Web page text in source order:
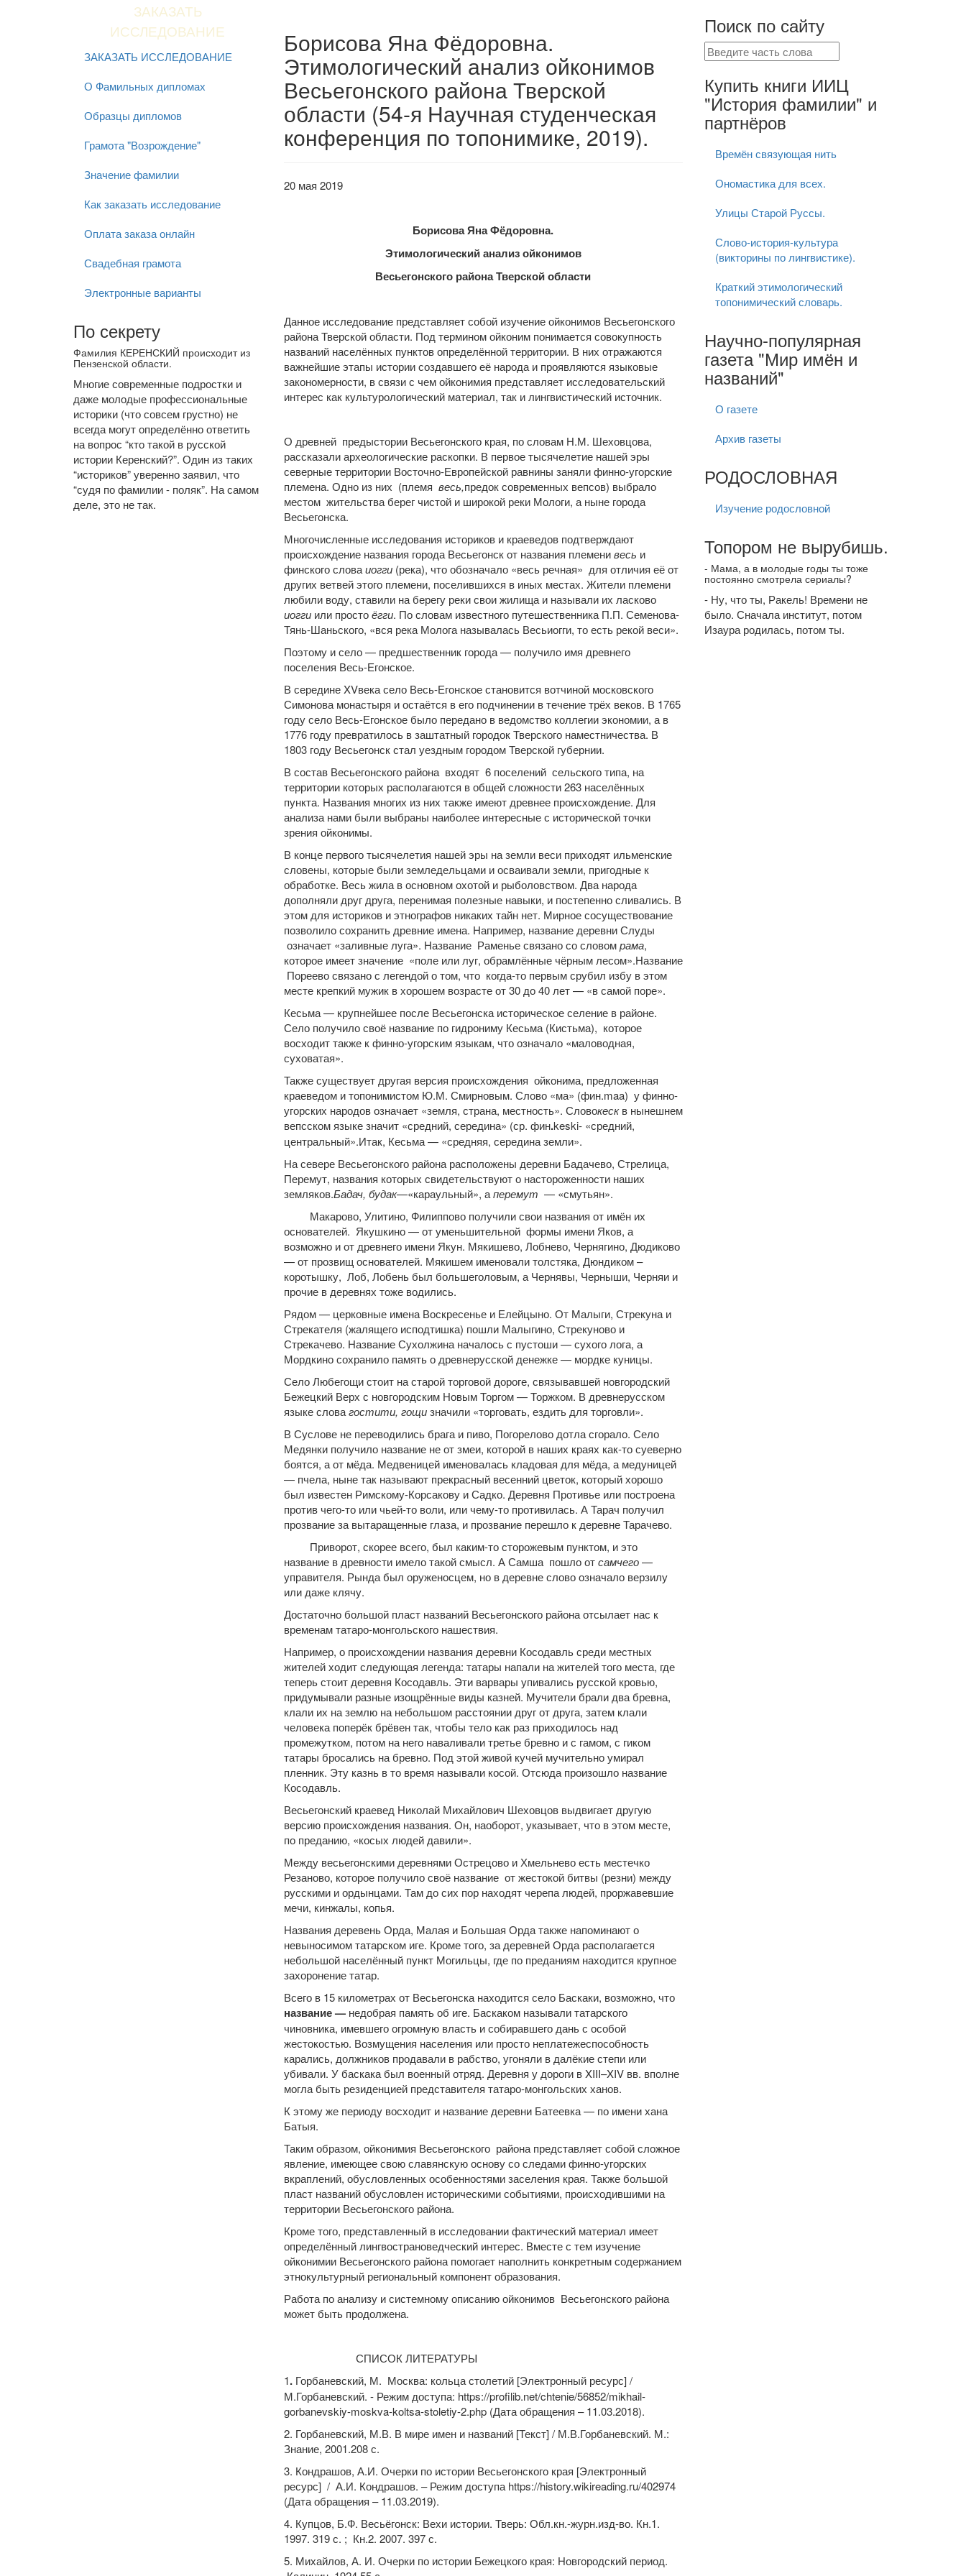
ЗАКАЗАТЬ
ИССЛЕДОВАНИЕ
ЗАКАЗАТЬ ИССЛЕДОВАНИЕ
О Фамильных дипломах
Образцы дипломов
Грамота "Возрождение"
Значение фамилии
Как заказать исследование
Оплата заказа онлайн
Свадебная грамота
Электронные варианты
По секрету
Фамилия КЕРЕНСКИЙ происходит из
Пензенской области.
Многие современные подростки и
даже молодые профессиональные
историки (что совсем грустно) не
всегда могут определённо ответить
на вопрос “кто такой в русской
истории Керенский?”. Один из таких
“историков” уверенно заявил, что
“судя по фамилии - поляк”. На самом
деле, это не так.
Борисова Яна Фёдоровна.
Этимологический анализ ойконимов
Весьегонского района Тверской
области (54-я Научная студенческая
конференция по топонимике, 2019).
20 мая 2019
Борисова Яна Фёдоровна.
Этимологический анализ ойконимов
Весьегонского района Тверской области
Данное исследование представляет собой изучение ойконимов Весьегонского
района Тверской области. Под термином ойконим понимается совокупность
названий населённых пунктов определённой территории. В них отражаются
важнейшие этапы истории создавшего её народа и проявляются языковые
закономерности, в связи с чем ойконимия представляет исследовательский
интерес как культурологический материал, так и лингвистический источник.
О древней предыстории Весьегонского края, по словам Н.М. Шеховцова,
рассказали археологические раскопки. В первое тысячелетие нашей эры
северные территории Восточно-Европейской равнины заняли финно-угорские
племена. Одно из них (племя весь,предок современных вепсов) выбрало
местом жительства берег чистой и широкой реки Мологи, а ныне города
Весьегонска.
Многочисленные исследования историков и краеведов подтверждают
происхождение названия города Весьегонск от названия племенивесь и
финского словаиогги(река), что обозначало «весь речная» для отличия её от
других ветвей этого племени, поселившихся в иных местах. Жители племени
любили воду, ставили на берегу реки свои жилища и называли их ласково
иоггиили простоёгги. По словам известного путешественника П.П. Семенова-
Тянь-Шаньского, «вся река Молога называлась Весьиогги, то есть рекой веси».
Поэтому и село — предшественник города — получило имя древнего
поселения Весь-Егонское.
В середине XVвека село Весь-Егонское становится вотчиной московского
Симонова монастыря и остаётся в его подчинении в течение трёх веков. В 1765
году село Весь-Егонское было передано в ведомство коллегии экономии, а в
1776 году превратилось в заштатный городок Тверского наместничества. В
1803 году Весьегонск стал уездным городом Тверской губернии.
В состав Весьегонского района входят 6 поселений сельского типа, на
территории которых располагаются в общей сложности 263 населённых
пункта. Названия многих из них также имеют древнее происхождение. Для
анализа нами были выбраны наиболее интересные с исторической точки
зрения ойконимы.
В конце первого тысячелетия нашей эры на земли веси приходят ильменские
словены, которые были земледельцами и осваивали земли, пригодные к
обработке. Весь жила в основном охотой и рыболовством. Два народа
дополняли друг друга, перенимая полезные навыки, и постепенно сливались. В
этом для историков и этнографов никаких тайн нет. Мирное сосуществование
позволило сохранить древние имена. Например, название деревни Слуды
означает «заливные луга». Название Раменье связано со словомрама,
которое имеет значение «поле или луг, обрамлённые чёрным лесом».Название
Пореево связано с легендой о том, что когда-то первым срубил избу в этом
месте крепкий мужик в хорошем возрасте от 30 до 40 лет — «в самой поре».
Кесьма — крупнейшее после Весьегонска историческое селение в районе.
Село получило своё название по гидрониму Кесьма (Кистьма), которое
восходит также к финно-угорским языкам, что означало «маловодная,
суховатая».
Также существует другая версия происхождения ойконима, предложенная
краеведом и топонимистом Ю.М. Смирновым. Слово «ма» (фин.maa) у финно-
угорских народов означает «земля, страна, местность». Словокескв нынешнем
вепсском языке значит «средний, середина» (ср. фин.keski- «средний,
центральный».Итак, Кесьма — «средняя, середина земли».
На севере Весьегонского района расположены деревни Бадачево, Стрелица,
Перемут, названия которых свидетельствуют о настороженности наших
земляков.Бадач, будак—«караульный», аперемут — «смутьян».
Макарово, Улитино, Филиппово получили свои названия от имён их
основателей. Якушкино — от уменьшительной формы имени Яков, а
возможно и от древнего имени Якун. Мякишево, Лобнево, Чернягино, Дюдиково
— от прозвищ основателей. Мякишем именовали толстяка, Дюндиком –
коротышку, Лоб, Лобень был большеголовым, а Чернявы, Черныши, Черняи и
прочие в деревнях тоже водились.
Рядом — церковные имена Воскресенье и Елейцыно. От Малыги, Стрекуна и
Стрекателя (жалящего исподтишка) пошли Малыгино, Стрекуново и
Стрекачево. Название Сухолжина началось с пустоши — сухого лога, а
Мордкино сохранило память о древнерусской денежке — мордке куницы.
Село Любегощи стоит на старой торговой дороге, связывавшей новгородский
Бежецкий Верх с новгородским Новым Торгом — Торжком. В древнерусском
языке словагостити, гощизначили «торговать, ездить для торговли».
В Суслове не переводились брага и пиво, Погорелово дотла сгорало. Село
Медянки получило название не от змеи, которой в наших краях как-то суеверно
боятся, а от мёда. Медвеницей именовалась кладовая для мёда, а медуницей
— пчела, ныне так называют прекрасный весенний цветок, который хорошо
был известен Римскому-Корсакову и Садко. Деревня Противье или построена
против чего-то или чьей-то воли, или чему-то противилась. А Тарач получил
прозвание за вытаращенные глаза, и прозвание перешло к деревне Тарачево.
Приворот, скорее всего, был каким-то сторожевым пунктом, и это
название в древности имело такой смысл. А Самша пошло отсамчего—
управителя. Рында был оруженосцем, но в деревне слово означало верзилу
или даже клячу.
Достаточно большой пласт названий Весьегонского района отсылает нас к
временам татаро-монгольского нашествия.
Например, о происхождении названия деревни Косодавль среди местных
жителей ходит следующая легенда: татары напали на жителей того места, где
теперь стоит деревня Косодавль. Эти варвары упивались русской кровью,
придумывали разные изощрённые виды казней. Мучители брали два бревна,
клали их на землю на небольшом расстоянии друг от друга, затем клали
человека поперёк брёвен так, чтобы тело как раз приходилось над
промежутком, потом на него наваливали третье бревно и с гамом, с гиком
татары бросались на бревно. Под этой живой кучей мучительно умирал
пленник. Эту казнь в то время называли косой. Отсюда произошло название
Косодавль.
Весьегонский краевед Николай Михайлович Шеховцов выдвигает другую
версию происхождения названия. Он, наоборот, указывает, что в этом месте,
по преданию, «косых людей давили».
Между весьегонскими деревнями Острецово и Хмельнево есть местечко
Резаново, которое получило своё название от жестокой битвы (резни) между
русскими и ордынцами. Там до сих пор находят черепа людей, проржавевшие
мечи, кинжалы, копья.
Названия деревень Орда, Малая и Большая Орда также напоминают о
невыносимом татарском иге. Кроме того, за деревней Орда располагается
небольшой населённый пункт Могильцы, где по преданиям находится крупное
захоронение татар.
Всего в 15 километрах от Весьегонска находится село Баскаки, возможно, что
название —недобрая память об иге. Баскаком называли татарского
чиновника, имевшего огромную власть и собиравшего дань с особой
жестокостью. Возмущения населения или просто неплатежеспособность
карались, должников продавали в рабство, угоняли в далёкие степи или
убивали. У баскака был военный отряд. Деревня у дороги в XIII–XIV вв. вполне
могла быть резиденцией представителя татаро-монгольских ханов.
К этому же периоду восходит и название деревни Батеевка — по имени хана
Батыя.
Таким образом, ойконимия Весьегонского района представляет собой сложное
явление, имеющее свою славянскую основу со следами финно-угорских
вкраплений, обусловленных особенностями заселения края. Также большой
пласт названий обусловлен историческими событиями, происходившими на
территории Весьегонского района.
Кроме того, представленный в исследовании фактический материал имеет
определённый лингвострановедческий интерес. Вместе с тем изучение
ойконимии Весьегонского района помогает наполнить конкретным содержанием
этнокультурный региональный компонент образования.
Работа по анализу и системному описанию ойконимов Весьегонского района
может быть продолжена.
СПИСОК ЛИТЕРАТУРЫ
1. Горбаневский, М. Москва: кольца столетий [Электронный ресурс] /
М.Горбаневский. - Режим доступа: https://profilib.net/chtenie/56852/mikhail-
gorbanevskiy-moskva-koltsa-stoletiy-2.php (Дата обращения – 11.03.2018).
2. Горбаневский, М.В. В мире имен и названий [Текст] / М.В.Горбаневский. М.:
Знание, 2001.208 с.
3. Кондрашов, А.И. Очерки по истории Весьегонского края [Электронный
ресурс] / А.И. Кондрашов. – Режим доступа https://history.wikireading.ru/402974
(Дата обращения – 11.03.2019).
4. Купцов, Б.Ф. Весьёгонск: Вехи истории. Тверь: Обл.кн.-журн.изд-во. Кн.1.
1997. 319 с. ; Кн.2. 2007. 397 с.
5. Михайлов, А. И. Очерки по истории Бежецкого края: Новгородский период.
Поиск по сайту
Купить книги ИИЦ
"История фамилии" и
партнёров
Времён связующая нить
Ономастика для всех.
Улицы Старой Руссы.
Слово-история-культура
(викторины по лингвистике).
Краткий этимологический
топонимический словарь.
Научно-популярная
газета "Мир имён и
названий"
О газете
Архив газеты
РОДОСЛОВНАЯ
Изучение родословной
Топором не вырубишь.
- Мама, а в молодые годы ты тоже
постоянно смотрела сериалы?
- Ну, что ты, Ракель! Времени не
было. Сначала институт, потом
Изаура родилась, потом ты.